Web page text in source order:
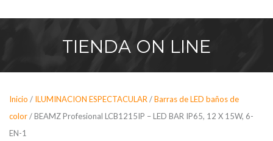
TIENDA ON LINE
Inicio / ILUMINACION ESPECTACULAR /Barras de LED baños de
color/ BEAMZ Profesional LCB1215IP – LED BAR IP65, 12 X 15W, 6-
EN-1